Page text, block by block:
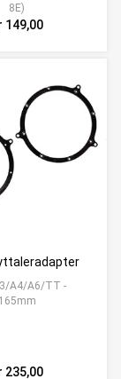
8E)
149,00
A4/A6/TT -
165mm
235,00